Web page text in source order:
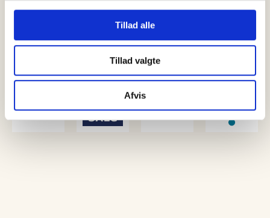
Tillad alle
Tillad valgte
Afvis
RELATEREDE
ELEKTRIKER